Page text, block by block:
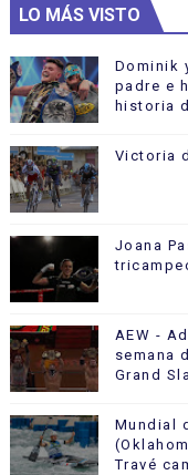
LO MÁS VISTO
Dominik
padre e
historia
Victoria
Joana
AEW -
semana
Grand
Mundial
Travé